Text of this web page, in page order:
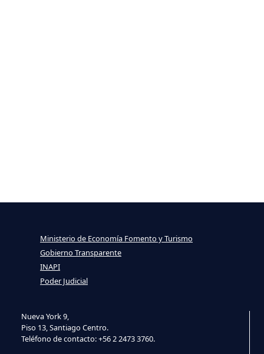
Nueva York 9,
Piso 13, Santiago Centro.
Teléfono de contacto: +56 2 2473 3760.
Ministerio de Economía Fomento y Turismo
Gobierno Transparente
INAPI
Poder Judicial